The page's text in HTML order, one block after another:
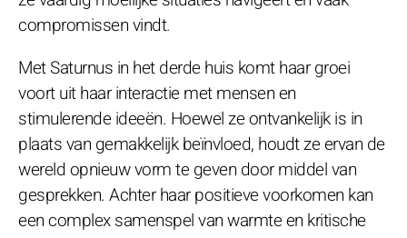
compromissen vindt.
Met Saturnus in het derde huis komt haar groei
voort uit haar interactie met mensen en
stimulerende ideeën. Hoewel ze ontvankelijk is in
plaats van gemakkelijk beïnvloed, houdt ze ervan de
wereld opnieuw vorm te geven door middel van
gesprekken. Achter haar positieve voorkomen kan
een complex samenspel van warmte en kritische